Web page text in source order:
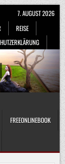
REISE
7. AUGUST 2026
FREEONLINEBOOK